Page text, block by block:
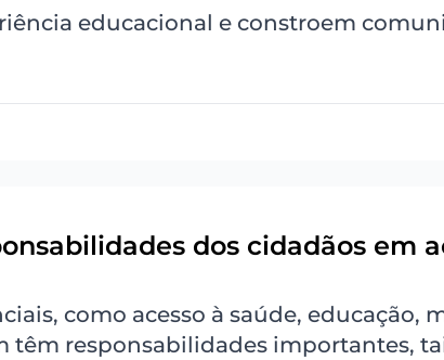
educacional e constroem
dos cidadãos em
como acesso à saúde, educação,
têm responsabilidades importantes,